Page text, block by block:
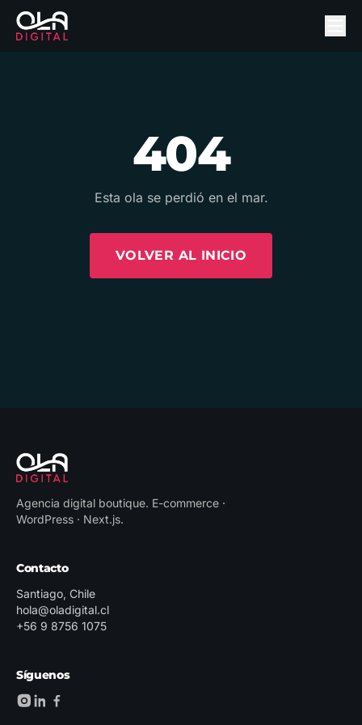
404
Esta ola se perdió en el mar.
VOLVER AL INICIO
Agencia digital boutique. E-commerce ·
WordPress · Next.js.
Contacto
Santiago, Chile
hola@oladigital.cl
+56 9 8756 1075
Síguenos